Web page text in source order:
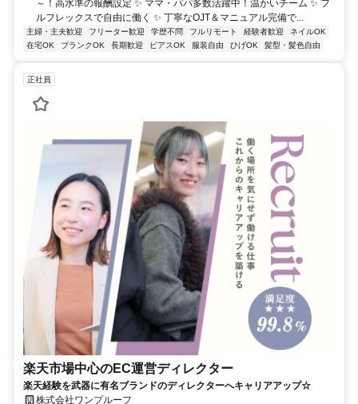
～！高水準の報酬設定 ✨ ママ・パパ多数活躍中！温かいチーム ✨ フ
ルフレックスで自由に働く ✨ 丁寧なOJT＆マニュアル完備で...
主婦・主夫歓迎 フリーター歓迎 学歴不問 フルリモート 経験者歓迎
ネイルOK
在宅OK
ブランクOK 長期歓迎 ピアスOK 服装自由 ひげOK 髪型・髪色自由
正社員
楽天市場中心のEC運営ディレクター
楽天経験を武器に有名ブランドのディレクターへキャリアアップ☆
株式会社ワンプルーフ